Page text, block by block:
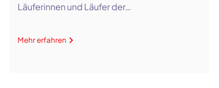
Läuferinnen und Läufer der…
Mehr erfahren